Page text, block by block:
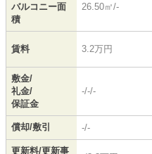
バルコニー面
積
26.50㎡/-
賃料 3.2万円
敷金/
礼金/
保証金
-/-/-
償却/敷引 -/-
更新料/更新事